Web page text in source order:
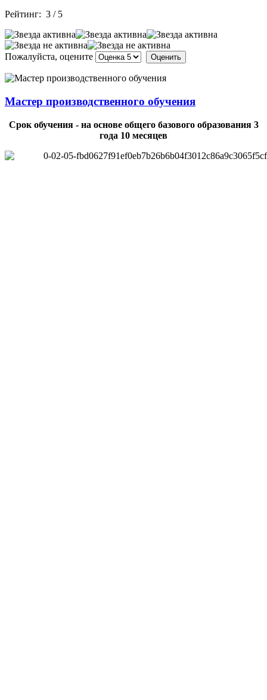
Рейтинг: 3 / 5
Пожалуйста, оцените
Мастер производственного обучения
Срок обучения - на основе общего базового образования 3
года 10 месяцев